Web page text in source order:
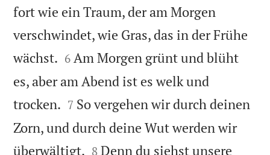
fort wie ein Traum, der am Morgen
verschwindet, wie Gras, das in der Frühe
wächst. 

6 Am Morgen grünt und blüht
es, aber am Abend ist es welk und
trocken. 

7 So vergehen wir durch deinen
Zorn, und durch deine Wut werden wir
überwältigt. 

8 Denn du siehst unsere